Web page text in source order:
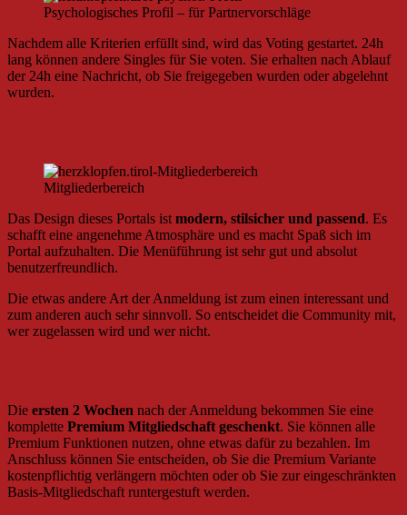
Psychologisches Profil – für Partnervorschläge
Nachdem alle Kriterien erfüllt sind, wird das Voting gestartet. 24h
lang können andere Singles für Sie voten. Sie erhalten nach Ablauf
der 24h eine Nachricht, ob Sie freigegeben wurden oder abgelehnt
wurden.
Mitgliederbereich
Das Design dieses Portals ist modern, stilsicher und passend. Es
schafft eine angenehme Atmosphäre und es macht Spaß sich im
Portal aufzuhalten. Die Menüführung ist sehr gut und absolut
benutzerfreundlich.
Die etwas andere Art der Anmeldung ist zum einen interessant und
zum anderen auch sehr sinnvoll. So entscheidet die Community mit,
wer zugelassen wird und wer nicht.
Die ersten 2 Wochen nach der Anmeldung bekommen Sie eine
komplette Premium Mitgliedschaft geschenkt. Sie können alle
Premium Funktionen nutzen, ohne etwas dafür zu bezahlen. Im
Anschluss können Sie entscheiden, ob Sie die Premium Variante
kostenpflichtig verlängern möchten oder ob Sie zur eingeschränkten
Basis-Mitgliedschaft runtergestuft werden.